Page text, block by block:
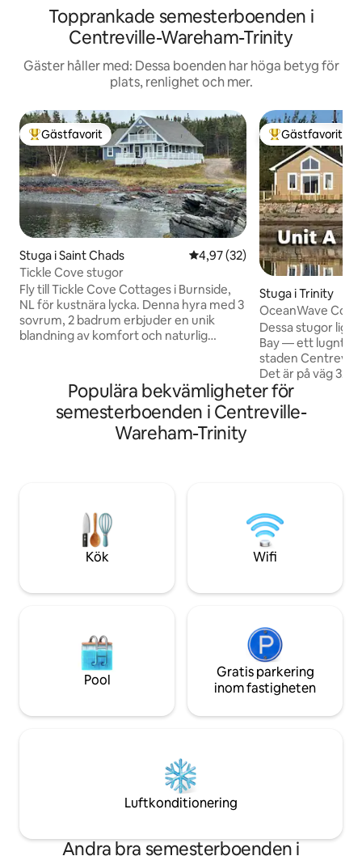
Topprankade semesterboenden i
Centreville-Wareham-Trinity
Gäster håller med: Dessa boenden har höga betyg för
plats, renlighet och mer.
Populär gästfavorit
Gästfavorit
Stuga i Saint Chads 4,97 av 5 i genomsnittligt
4,97 (32)
Tickle Cove stugor
Fly till Tickle Cove Cottages i Burnside,
NL för kustnära lycka. Denna hyra med 3
sovrum, 2 badrum erbjuder en unik
blandning av komfort och naturlig
bekvämligheter som en 6-personers
badtunna, Starlink-internet,
tvättmöjligheter, ett avkopplande
badkar och en närliggande
promenadstråk längs kusten. Den
Populär
Gästfavorit
Stuga i Trinity
OceanWave
Dessa stugor
Bay — ett lugnt,
staden
Det är på väg 320
motorvägen vid Gambo.
våra stugor är du
minuters bilresa
och utsikten är
Populära bekvämligheter för
semesterboenden i Centreville-
Wareham-Trinity
Kök Wifi
Pool
Gratis parkering
inom fastigheten
Luftkonditionering
Andra bra semesterboenden i